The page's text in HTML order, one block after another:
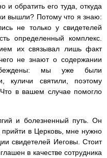
и обратить его туда, откуда
вышли? Потому что я знаю:
не только у свидетелей
определенный комплекс.
их связывал лишь факт
не знают о содержании
мы уже были
куличи святили, поэтому
в вашем случае помогло
и болезненный путь. Он
в Церковь, мне нужно
свидетелей Иеговы. Стоит
в качестве сотрудника